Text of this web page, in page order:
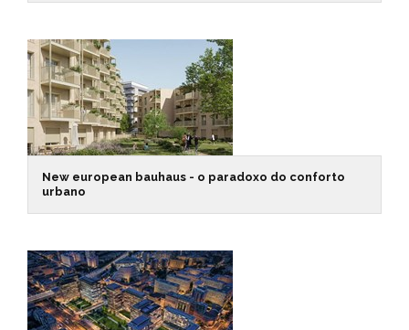
New european bauhaus - o paradoxo do conforto
urbano